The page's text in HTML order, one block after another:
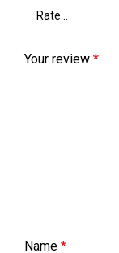
Your review *
Name *